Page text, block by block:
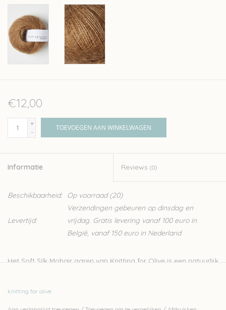
€12,00
+
-
TOEVOEGEN AAN WINKELWAGEN
Informatie Reviews (0)
Beschikbaarheid: Op voorraad(20)
Levertijd:
Verzendingen gebeuren op dinsdag en
vrijdag. Gratis levering vanaf 100 euro in
België, vanaf 150 euro in Nederland
Het Soft Silk Mohair garen van Knitting for Olive is een natuurlijk
knitting for olive